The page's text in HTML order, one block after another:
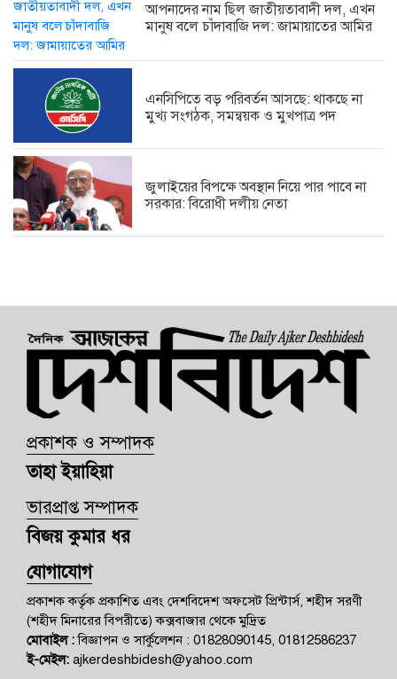
আপনাদের নাম ছিল জাতীয়তাবাদী দল, এখন
মানুষ বলে চাঁদাবাজি দল: জামায়াতের আমির
এনসিপিতে বড় পরিবর্তন আসছে: থাকছে না
মুখ্য সংগঠক, সমন্বয়ক ও মুখপাত্র পদ
জুলাইয়ের বিপক্ষে অবস্থান নিয়ে পার পাবে না
সরকার: বিরোধী দলীয় নেতা
প্রকাশক ও সম্পাদক
তাহা ইয়াহিয়া
ভারপ্রাপ্ত সম্পাদক
বিজয় কুমার ধর
যোগাযোগ
প্রকাশক কর্তৃক প্রকাশিত এবং দেশবিদেশ অফসেট প্রিন্টার্স, শহীদ সরণী
(শহীদ মিনারের বিপরীতে) কক্সবাজার থেকে মুদ্রিত
মোবাইল :বিজ্ঞাপন ও সার্কুলেশন : 01828090145, 01812586237
ই-মেইল: ajkerdeshbidesh@yahoo.com